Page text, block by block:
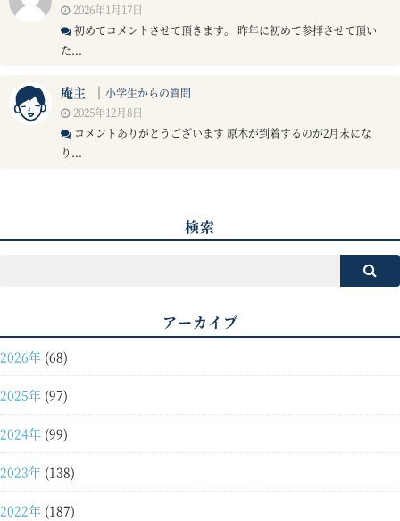
2026年1月17日
初めてコメントさせて頂きます。 昨年に初めて参拝させて頂い
た...
庵主 ｜ 小学生からの質問
2025年12月8日
コメントありがとうございます 原木が到着するのが2月末にな
り...
検索
アーカイブ
2026年 (68)
2025年 (97)
2024年 (99)
2023年 (138)
2022年 (187)